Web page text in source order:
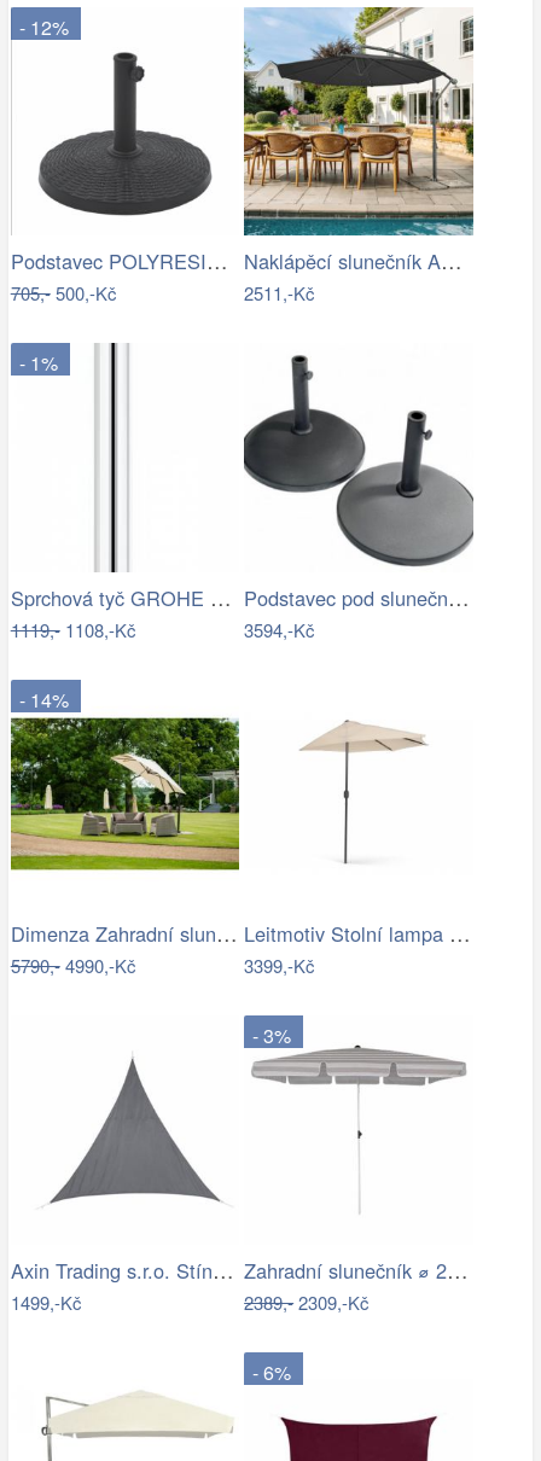
- 12%
Podstavec POLYRESIN 10kg ROJAPLAST
705,-500,-Kč
Naklápěcí slunečník ASL-E1116 Autronic
2511,-Kč
- 1%
Sprchová tyč GROHE Euphoria Neutral…
1119,-1108,-Kč
Podstavec pod slunečník BRAGGE 50 kg -…
3594,-Kč
- 14%
Dimenza Zahradní slunečník ROMA výkyvný…
5790,-4990,-Kč
Leitmotiv Stolní lampa ve tvaru hřibu…
3399,-Kč
Axin Trading s.r.o. Stínící plachta…
1499,-Kč
- 3%
Zahradní slunečník ⌀ 2,85 m světle…
2389,-2309,-Kč
- 6%